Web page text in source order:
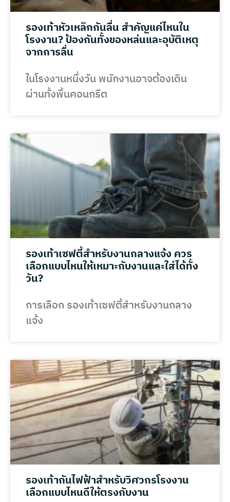
รองเท้าหัวเหล็กกันลื่น สำคัญแค่ไหนใน
โรงงาน? ป้องกันทั้งของหล่นและอุบัติเหตุ
จากการลื่น
ในโรงงานหนึ่งวัน พนักงานอาจต้องเดิน
ผ่านทั้งพื้นคอนกรีต
รองเท้าเซฟตี้สำหรับงานกลางแจ้ง ควร
เลือกแบบไหนให้เหมาะกับงานและใส่ได้ทั้ง
วัน?
การเลือก รองเท้าเซฟตี้สำหรับงานกลาง
แจ้ง
รองเท้ากันไฟฟ้าสำหรับวิศวกรโรงงาน
เลือกแบบไหนดีให้ตรงกับงาน